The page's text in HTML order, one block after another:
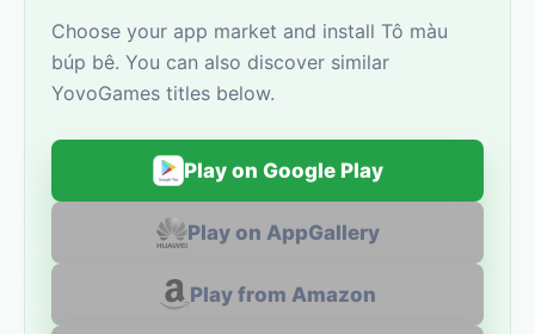
Choose your app market and install Tô màu
búp bê. You can also discover similar
YovoGames titles below.
Play on Google Play
Play on AppGallery
Play from Amazon